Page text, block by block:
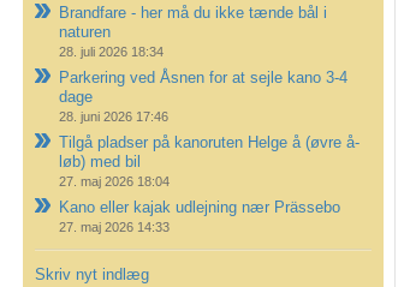
Brandfare - her må du ikke tænde bål i
naturen
28. juli 2026 18:34
Parkering ved Åsnen for at sejle kano 3-4
dage
28. juni 2026 17:46
Tilgå pladser på kanoruten Helge å (øvre å-
løb) med bil
27. maj 2026 18:04
Kano eller kajak udlejning nær Prässebo
27. maj 2026 14:33
Skriv nyt indlæg